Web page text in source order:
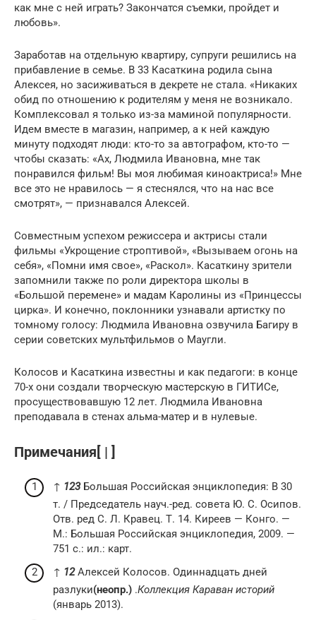
как мне с ней играть? Закончатся съемки, пройдет и
любовь».
Заработав на отдельную квартиру, супруги решились на
прибавление в семье. В 33 Касаткина родила сына
Алексея, но засиживаться в декрете не стала. «Никаких
обид по отношению к родителям у меня не возникало.
Комплексовал я только из-за маминой популярности.
Идем вместе в магазин, например, а к ней каждую
минуту подходят люди: кто-то за автографом, кто-то —
чтобы сказать: «Ах, Людмила Ивановна, мне так
понравился фильм! Вы моя любимая киноактриса!» Мне
все это не нравилось — я стеснялся, что на нас все
смотрят», — признавался Алексей.
Совместным успехом режиссера и актрисы стали
фильмы «Укрощение строптивой», «Вызываем огонь на
себя», «Помни имя свое», «Раскол». Касаткину зрители
запомнили также по роли директора школы в
«Большой перемене» и мадам Каролины из «Принцессы
цирка». И конечно, поклонники узнавали артистку по
томному голосу: Людмила Ивановна озвучила Багиру в
серии советских мультфильмов о Маугли.
Колосов и Касаткина известны и как педагоги: в конце
70-х они создали творческую мастерскую в ГИТИСе,
просуществовавшую 12 лет. Людмила Ивановна
преподавала в стенах альма-матер и в нулевые.
Примечания[ | ]
↑ 123Большая Российская энциклопедия: В 30
т. / Председатель науч.-ред. совета Ю. С. Осипов.
Отв. ред С. Л. Кравец. Т. 14. Киреев — Конго. —
М.: Большая Российская энциклопедия, 2009. —
751 с.: ил.: карт.
↑ 12Алексей Колосов. Одиннадцать дней
разлуки(неопр.) .Коллекция Караван историй
(январь 2013).